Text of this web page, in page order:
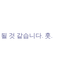
것 같습니다. 훗.